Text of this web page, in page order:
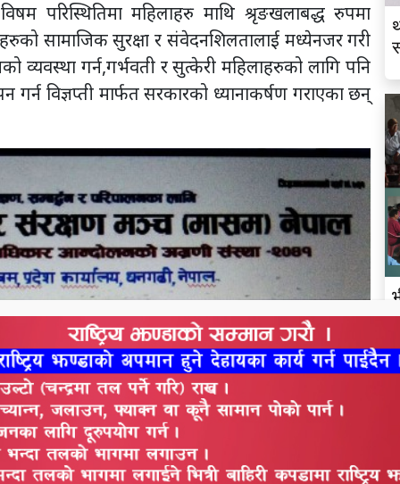
परिस्थितिमा महिलाहरु माथि श्रृङखलाबद्ध रुपमा
सामाजिक सुरक्षा र संवेदनशिलतालाई मध्येनजर गरी
व्यवस्था गर्न,गर्भवती र सुत्केरी महिलाहरुको लागि पनि
विज्ञप्ती मार्फत सरकारको ध्यानाकर्षण गराएका छन्